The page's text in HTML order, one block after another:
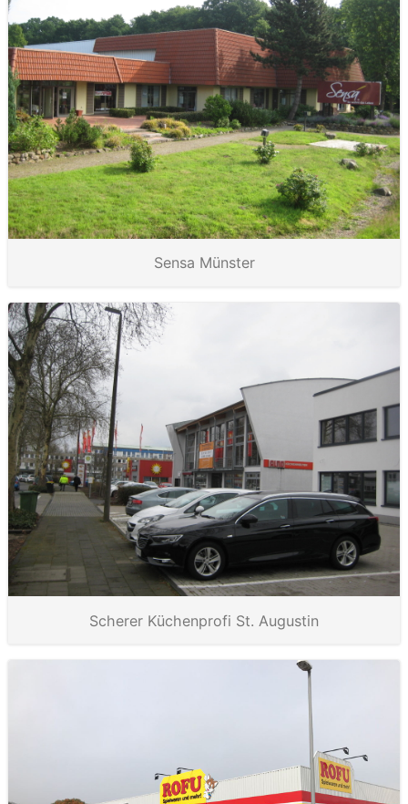
Sensa Münster
Scherer Küchenprofi St. Augustin